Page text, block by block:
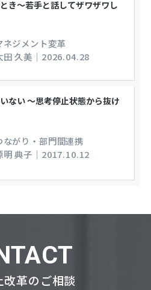
き～若手と話してザワザワし
ネジメント変革
田 久美 ｜ 2026.04.28
ない ～思考停止状態から抜け
ながり・部門間連携
明 典子 ｜ 2017.10.12
改革のご相談